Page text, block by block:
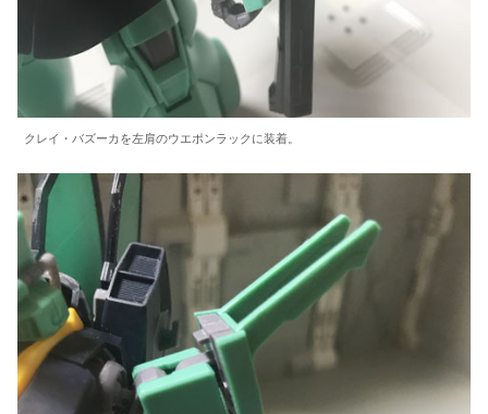
クレイ・バズーカを左肩のウエポンラックに装着。